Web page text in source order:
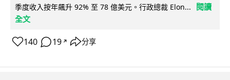
季度收入按年飆升 92% 至 78 億美元。行政總裁 Elon...
閱讀
全文
140 19 ↗ 分享